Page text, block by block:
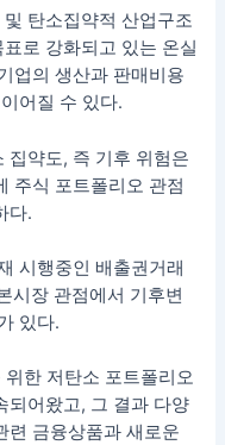
탄소집약적 산업구조
로 강화되고 있는 온실
업의 생산과 판매비용
어질 수 있다.
집약도, 즉 기후 위험은
주식 포트폴리오 관점
다.
시행중인 배출권거래
시장 관점에서 기후변
있다.
한 저탄소 포트폴리오
되어왔고, 그 결과 다양
련 금융상품과 새로운